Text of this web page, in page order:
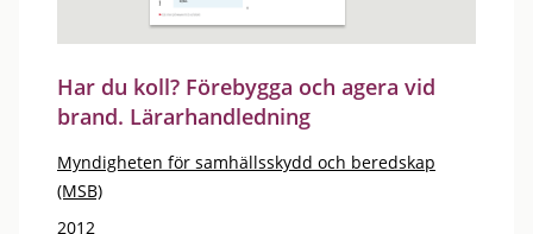
Har du koll? Förebygga och agera vid
brand. Lärarhandledning
Myndigheten för samhällsskydd och beredskap
(MSB)
2012